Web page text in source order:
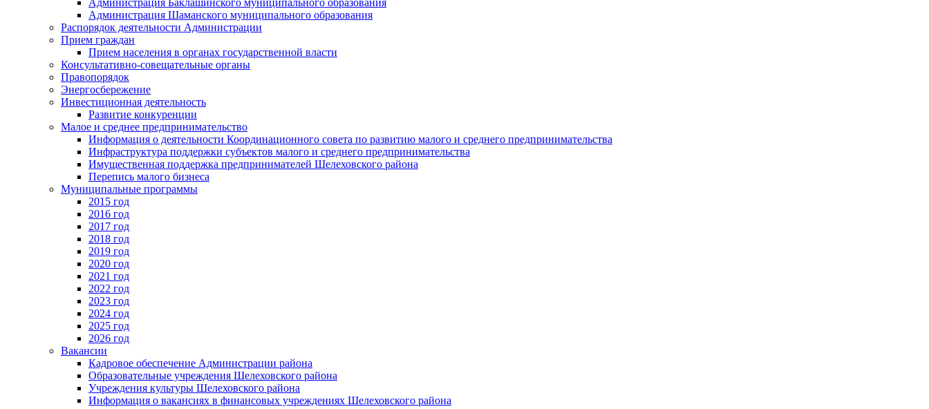
Администрация Шаманского муниципального образования
Распорядок деятельности Администрации
Прием граждан
Прием населения в органах государственной власти
Консультативно-совещательные органы
Правопорядок
Энергосбережение
Инвестиционная деятельность
Развитие конкуренции
Малое и среднее предпринимательство
Информация о деятельности Координационного совета по развитию малого и среднего предпринимательства
Инфраструктура поддержки субъектов малого и среднего предпринимательства
Имущественная поддержка предпринимателей Шелеховского района
Перепись малого бизнеса
Муниципальные программы
2015 год
2016 год
2017 год
2018 год
2019 год
2020 год
2021 год
2022 год
2023 год
2024 год
2025 год
2026 год
Вакансии
Кадровое обеспечение Администрации района
Образовательные учреждения Шелеховского района
Учреждения культуры Шелеховского района
Информация о вакансиях в финансовых учреждениях Шелеховского района